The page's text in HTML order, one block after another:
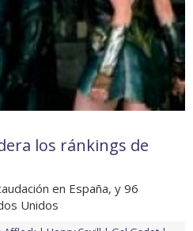
los ránkings de
en España, y 96
Unidos